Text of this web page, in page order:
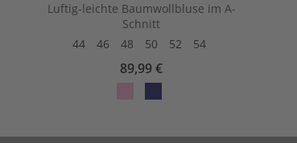
Luftig-leichte Baumwollbluse im A-
Schnitt
44
46 48 50 52 54
89,99 €